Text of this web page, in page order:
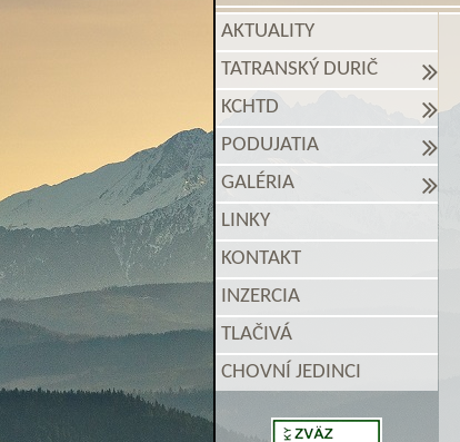
AKTUALITY
TATRANSKÝ DURIČ
KCHTD
PODUJATIA
GALÉRIA
LINKY
KONTAKT
INZERCIA
TLAČIVÁ
CHOVNÍ JEDINCI